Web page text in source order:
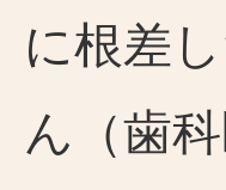
に根差
ん（歯